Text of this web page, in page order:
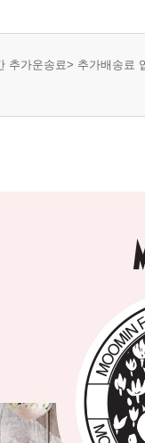
추가운송료> 추가배송료